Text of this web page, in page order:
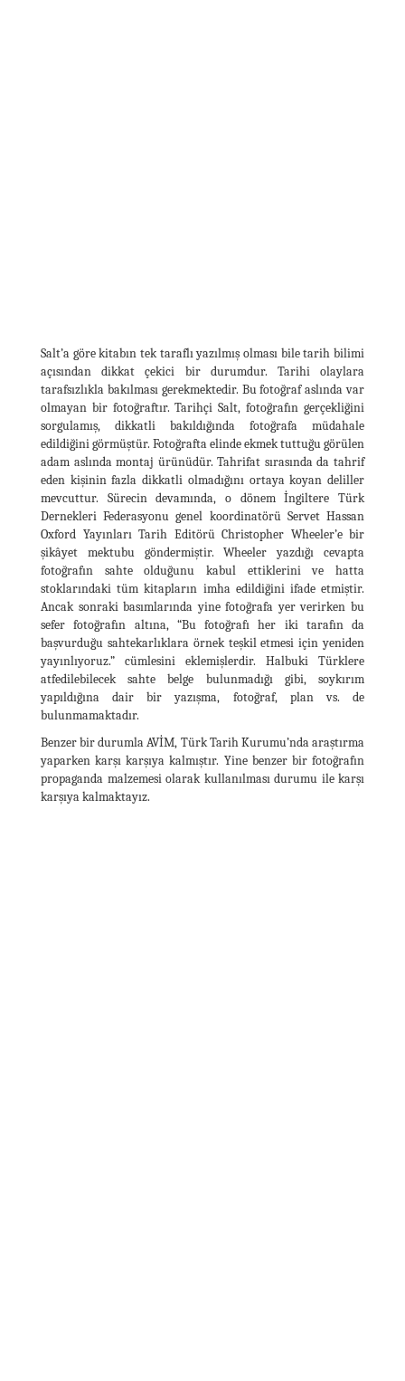
Salt’a göre kitabın tek taraflı yazılmış olması bile tarih bilimi
açısından dikkat çekici bir durumdur. Tarihi olaylara
tarafsızlıkla bakılması gerekmektedir. Bu fotoğraf aslında var
olmayan bir fotoğraftır. Tarihçi Salt, fotoğrafın gerçekliğini
sorgulamış, dikkatli bakıldığında fotoğrafa müdahale
edildiğini görmüştür. Fotoğrafta elinde ekmek tuttuğu görülen
adam aslında montaj ürünüdür. Tahrifat sırasında da tahrif
eden kişinin fazla dikkatli olmadığını ortaya koyan deliller
mevcuttur. Sürecin devamında, o dönem İngiltere Türk
Dernekleri Federasyonu genel koordinatörü Servet Hassan
Oxford Yayınları Tarih Editörü Christopher Wheeler’e bir
şikâyet mektubu göndermiştir. Wheeler yazdığı cevapta
fotoğrafın sahte olduğunu kabul ettiklerini ve hatta
stoklarındaki tüm kitapların imha edildiğini ifade etmiştir.
Ancak sonraki basımlarında yine fotoğrafa yer verirken bu
sefer fotoğrafın altına, “Bu fotoğrafı her iki tarafın da
başvurduğu sahtekarlıklara örnek teşkil etmesi için yeniden
yayınlıyoruz.” cümlesini eklemişlerdir. Halbuki Türklere
atfedilebilecek sahte belge bulunmadığı gibi, soykırım
yapıldığına dair bir yazışma, fotoğraf, plan vs. de
bulunmamaktadır.
Benzer bir durumla AVİM, Türk Tarih Kurumu’nda araştırma
yaparken karşı karşıya kalmıştır. Yine benzer bir fotoğrafın
propaganda malzemesi olarak kullanılması durumu ile karşı
karşıya kalmaktayız.